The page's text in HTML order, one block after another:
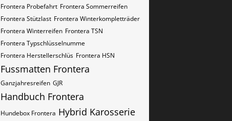
Frontera Probefahrt Frontera Sommerreifen
Frontera Stützlast Frontera Winterkompletträder
Frontera Winterreifen Frontera​​​​ TSN
Frontera​​​​ Typschlüsselnumme
Frontera​​​​​ Herstellerschlüs Frontera​​​​​ HSN
Fussmatten Frontera
Ganzjahresreifen GJR
Handbuch Frontera
Hundebox Frontera Hybrid Karosserie